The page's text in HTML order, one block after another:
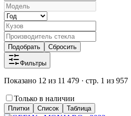
Подобрать Сбросить
Фильтры
Показано 12 из 11 479 · стр. 1 из 957
Только в наличии
Плитки Список Таблица